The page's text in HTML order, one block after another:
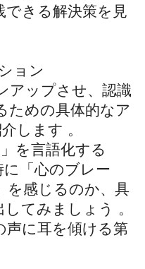
できる解決策を見
ョン
ップさせ、認識
ための具体的なア
します 。
を言語化する
「心のブレー
を感じるのか、具
てみましょう 。
声に耳を傾ける第